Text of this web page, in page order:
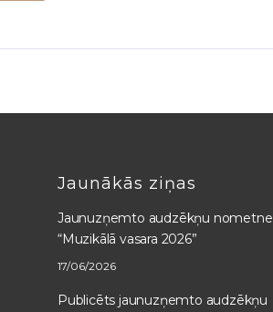
Jaunākās ziņas
Jaunuzņemto audzēkņu nometne
“Muzikālā vasara 2026”
17/06/2026
Publicēts jaunuzņemto audzēkņu